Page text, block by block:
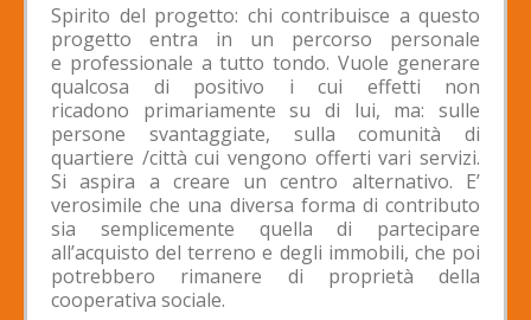
Spirito del progetto: chi contribuisce a questo
progetto entra in un percorso personale
e professionale a tutto tondo. Vuole generare
qualcosa di positivo i cui effetti non
ricadono primariamente su di lui, ma: sulle
persone svantaggiate, sulla comunità di
quartiere /città cui vengono offerti vari servizi.
Si aspira a creare un centro alternativo. E’
verosimile che una diversa forma di contributo
sia semplicemente quella di partecipare
all’acquisto del terreno e degli immobili, che poi
potrebbero rimanere di proprietà della
cooperativa sociale.